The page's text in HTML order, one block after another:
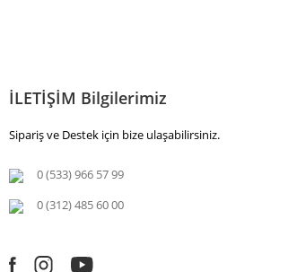
İLETİŞİM Bilgilerimiz
Sipariş ve Destek için bize ulaşabilirsiniz.
0 (533) 966 57 99
0 (312) 485 60 00